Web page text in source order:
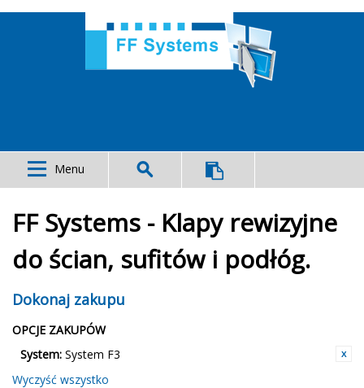
Menu
FF Systems - Klapy rewizyjne
do ścian, sufitów i podłóg.
Dokonaj zakupu
OPCJE ZAKUPÓW
System: System F3
Wyczyść wszystko